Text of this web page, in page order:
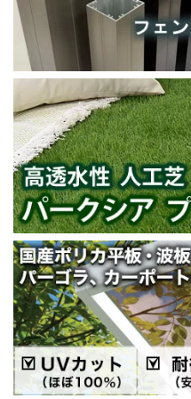
電子領収書
リーベプロについて
スタッフ紹介
会社概要
その他サービス
デッキ施工店募集
輸入代行サービス